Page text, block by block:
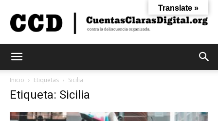
Inicio Etiquetas Sicilia
Etiqueta: Sicilia
Translate »